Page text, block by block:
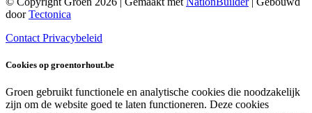
doorTectonica
Contact Privacybeleid
Cookies op groentorhout.be
Groen gebruikt functionele en analytische cookies die noodzakelijk
zijn om de website goed te laten functioneren. Deze cookies